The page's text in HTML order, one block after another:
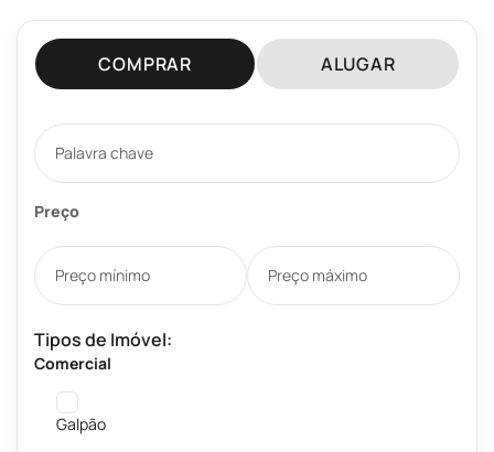
COMPRAR ALUGAR
Preço
Tipos de Imóvel:
Comercial
Galpão